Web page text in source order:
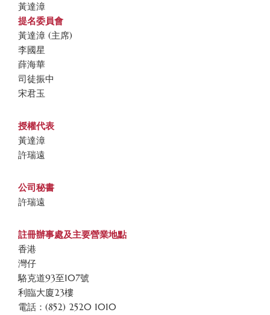
黃達漳
提名委員會
黃達漳 (主席)
李國星
薛海華
司徒振中
宋君玉
授權代表
黃達漳
許瑞遠
公司秘書
許瑞遠
註冊辦事處及主要營業地點
香港
灣仔
駱克道93至107號
利臨大廈23樓
電話：(852) 2520 1010